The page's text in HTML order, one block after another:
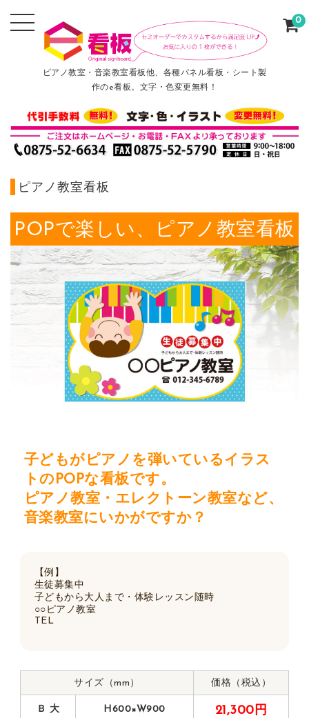
ピアノ教室・音楽教室看板他、各種パネル看板・シート製
作のe看板。文字・色変更無料！
0
ピアノ教室看板
POPで楽しい、ピアノ教室看板
子どもがピアノを弾いているイラス
トのPOPな看板です。
ピアノ教室・エレクトーン教室など、
音楽教室にいかがですか？
【例】
生徒募集中
子どもから大人まで・体験レッスン随時
○○ピアノ教室
TEL
サイズ（mm） 価格（税込）
Ｂ 大 H600×W900 21,300円